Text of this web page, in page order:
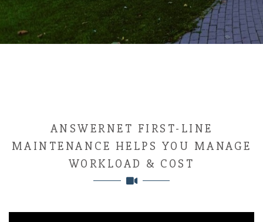
ANSWERNET FIRST-LINE
MAINTENANCE HELPS YOU MANAGE
WORKLOAD & COST